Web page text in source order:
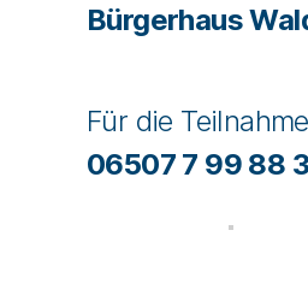
Bürgerhaus
Für die
06507 7 99 88